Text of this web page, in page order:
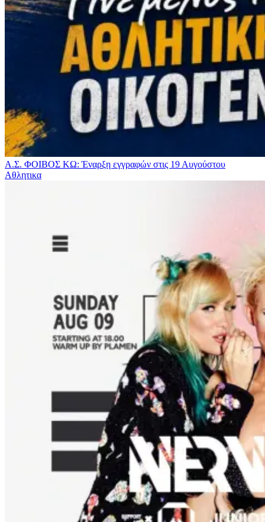
Α.Σ. ΦΟΙΒΟΣ ΚΩ: Έναρξη εγγραφών στις 19 Αυγούστου
Αθλητικα